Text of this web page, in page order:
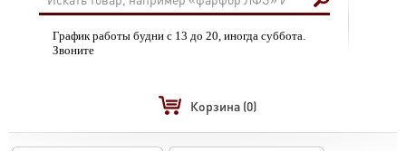
График работы будни с 13 до 20, иногда суббота.
Звоните
Корзина (0)